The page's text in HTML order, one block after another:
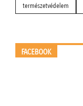
természetvédelem
FACEBOOK